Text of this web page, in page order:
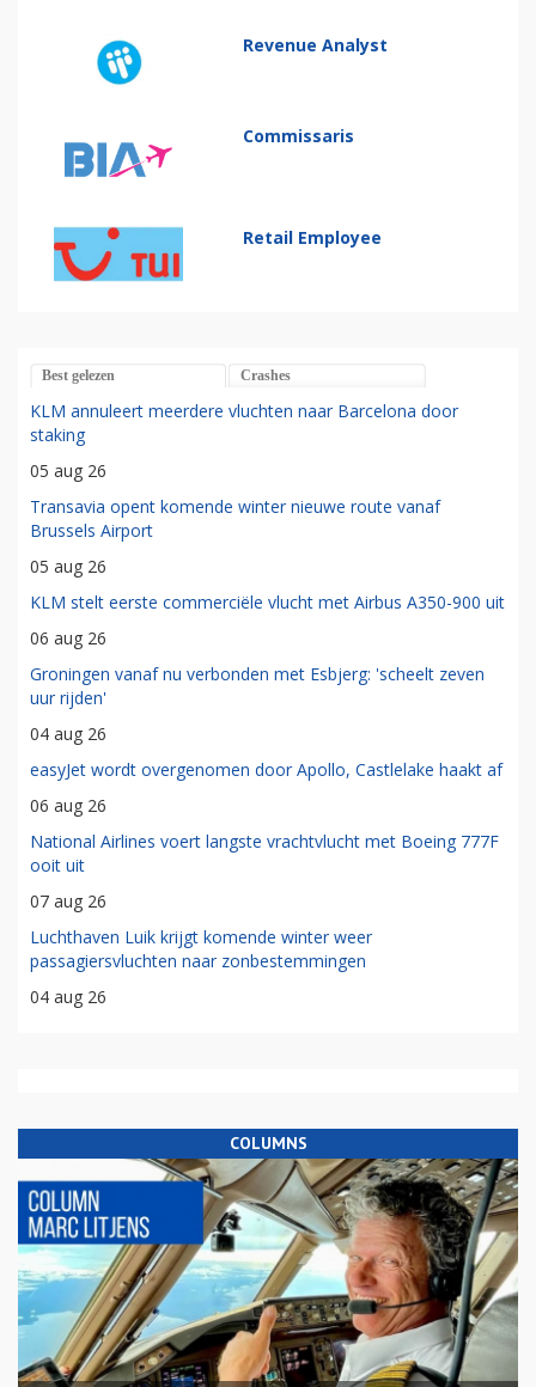
Revenue Analyst
Commissaris
Retail Employee
Best gelezen Crashes
KLM annuleert meerdere vluchten naar Barcelona door
staking
05 aug 26
Transavia opent komende winter nieuwe route vanaf
Brussels Airport
05 aug 26
KLM stelt eerste commerciële vlucht met Airbus A350-900 uit
06 aug 26
Groningen vanaf nu verbonden met Esbjerg: 'scheelt zeven
uur rijden'
04 aug 26
easyJet wordt overgenomen door Apollo, Castlelake haakt af
06 aug 26
National Airlines voert langste vrachtvlucht met Boeing 777F
ooit uit
07 aug 26
Luchthaven Luik krijgt komende winter weer
passagiersvluchten naar zonbestemmingen
04 aug 26
COLUMNS